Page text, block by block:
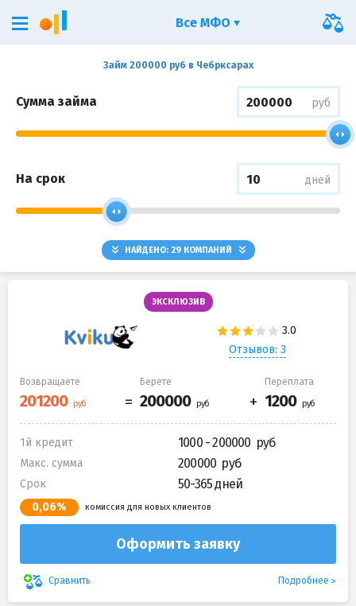
Займ 200000 руб в Чебрксарах
Сумма займа руб
На срок дней
НАЙДЕНО: 29КОМПАНИЙ
ЭКСКЛЮЗИВ
Отзывов: 3
Возвращаете Берете Переплата
1й кредит 1000 - 200000
Макс. сумма 200000
Срок 50-365 дней
0,06% комиссия для новых клиентов
Оформить заявку
Сравнить Подробнее
Все МФО